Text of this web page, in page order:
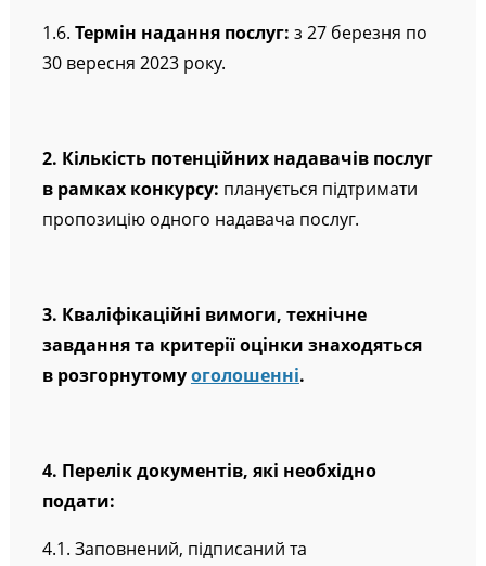
1.6. Термін надання послуг: з 27 березня по
30 вересня 2023 року.
2. Кількість потенційних надавачів послуг
в рамках конкурсу: планується підтримати
пропозицію одного надавача послуг.
3. Кваліфікаційні вимоги, технічне
завдання та критерії оцінки знаходяться
в розгорнутомуоголошенні.
4. Перелік документів, які необхідно
подати:
4.1. Заповнений, підписаний та